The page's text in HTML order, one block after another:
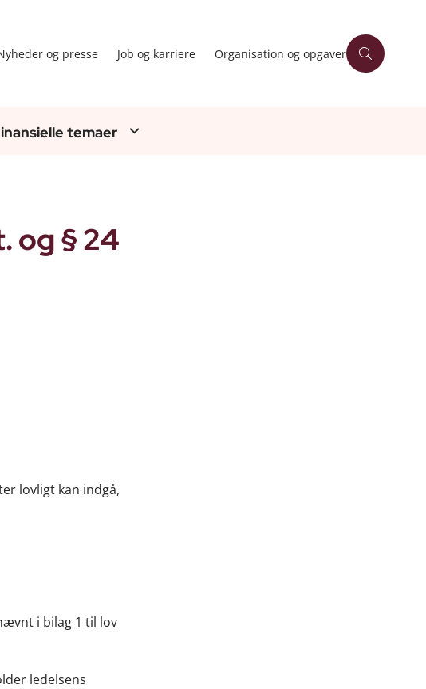
og presse Job og karriere Organisation og opgaver
temaer
og § 24
lovligt kan indgå,
i bilag 1 til lov
ledelsens